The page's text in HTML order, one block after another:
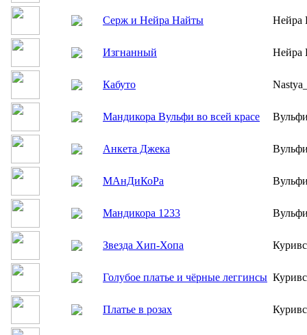
Серж и Нейра Найты Нейра
Изгнанный Нейра
Кабуто
Мандикора Вульфи во всей красе
Анкета Джека
МАнДиКоРа
Мандикора 1233
Звезда Хип-Хопа
Голубое платье и чёрные леггинсы
Платье в розах